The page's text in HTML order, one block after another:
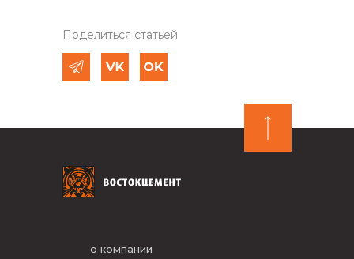
Поделиться статьей
о компании